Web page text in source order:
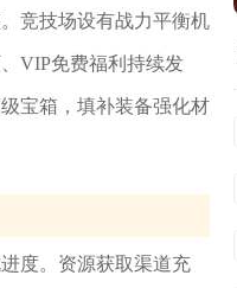
竞技场设有战力平衡机
VIP免费福利持续发
宝箱，填补装备强化材
度。资源获取渠道充